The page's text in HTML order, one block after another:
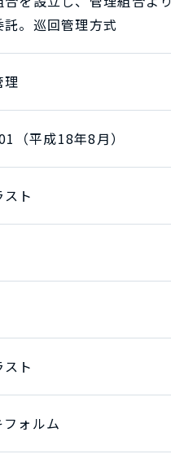
。巡回管理方式
（平成18年8月）
ト
ト
ォルム